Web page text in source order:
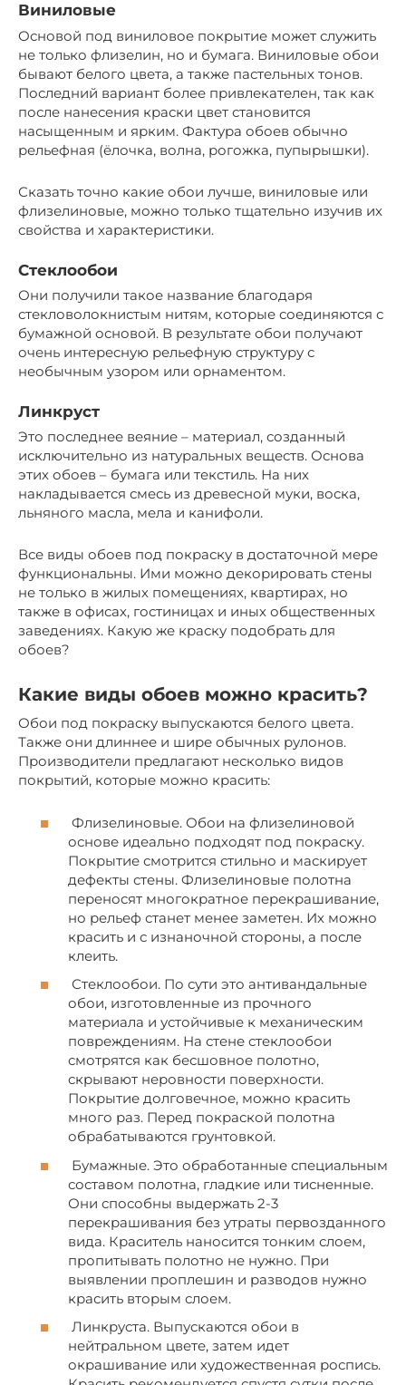
Виниловые
Основой под виниловое покрытие может служить
не только флизелин, но и бумага. Виниловые обои
бывают белого цвета, а также пастельных тонов.
Последний вариант более привлекателен, так как
после нанесения краски цвет становится
насыщенным и ярким. Фактура обоев обычно
рельефная (ёлочка, волна, рогожка, пупырышки).
Сказать точно какие обои лучше, виниловые или
флизелиновые, можно только тщательно изучив их
свойства и характеристики.
Стеклообои
Они получили такое название благодаря
стекловолокнистым нитям, которые соединяются с
бумажной основой. В результате обои получают
очень интересную рельефную структуру с
необычным узором или орнаментом.
Линкруст
Это последнее веяние – материал, созданный
исключительно из натуральных веществ. Основа
этих обоев – бумага или текстиль. На них
накладывается смесь из древесной муки, воска,
льняного масла, мела и канифоли.
Все виды обоев под покраску в достаточной мере
функциональны. Ими можно декорировать стены
не только в жилых помещениях, квартирах, но
также в офисах, гостиницах и иных общественных
заведениях. Какую же краску подобрать для
обоев?
Какие виды обоев можно красить?
Обои под покраску выпускаются белого цвета.
Также они длиннее и шире обычных рулонов.
Производители предлагают несколько видов
покрытий, которые можно красить:
Флизелиновые. Обои на флизелиновой
основе идеально подходят под покраску.
Покрытие смотрится стильно и маскирует
дефекты стены. Флизелиновые полотна
переносят многократное перекрашивание,
но рельеф станет менее заметен. Их можно
красить и с изнаночной стороны, а после
клеить.
Стеклообои. По сути это антивандальные
обои, изготовленные из прочного
материала и устойчивые к механическим
повреждениям. На стене стеклообои
смотрятся как бесшовное полотно,
скрывают неровности поверхности.
Покрытие долговечное, можно красить
много раз. Перед покраской полотна
обрабатываются грунтовкой.
Бумажные. Это обработанные специальным
составом полотна, гладкие или тисненные.
Они способны выдержать 2-3
перекрашивания без утраты первозданного
вида. Краситель наносится тонким слоем,
пропитывать полотно не нужно. При
выявлении проплешин и разводов нужно
красить вторым слоем.
Линкруста. Выпускаются обои в
нейтральном цвете, затем идет
окрашивание или художественная роспись.